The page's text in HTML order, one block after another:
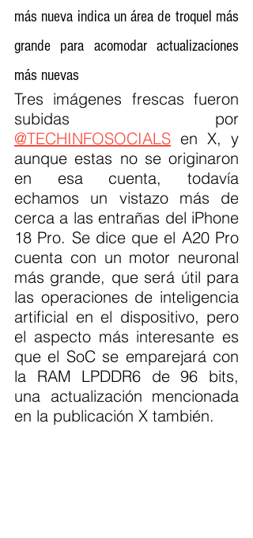
más nueva indica un área de troquel más
grande para acomodar actualizaciones
más nuevas
Tres imágenes frescas fueron
@TECHINFOSOCIALS en X, y
aunque estas no se originaron
en esa cuenta, todavía
echamos un vistazo más de
cerca a las entrañas del iPhone
18 Pro. Se dice que el A20 Pro
cuenta con un motor neuronal
más grande, que será útil para
las operaciones de inteligencia
artificial en el dispositivo, pero
el aspecto más interesante es
que el SoC se emparejará con
la RAM LPDDR6 de 96 bits,
una actualización mencionada
en la publicación X también.